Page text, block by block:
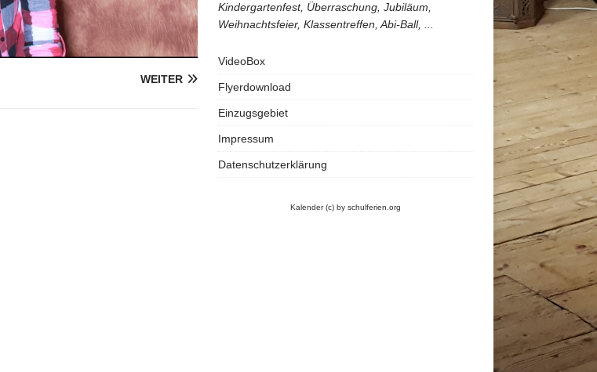
WEITER
Kindergartenfest, Überraschung, Jubiläum,
Weihnachtsfeier, Klassentreffen, Abi-Ball, ...
VideoBox
Flyerdownload
Einzugsgebiet
Impressum
Datenschutzerklärung
Kalender(c) by schulferien.org